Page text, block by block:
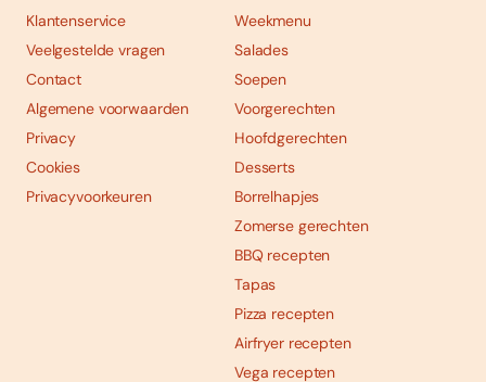
Klantenservice
Veelgestelde vragen
Contact
Algemene voorwaarden
Privacy
Cookies
Privacyvoorkeuren
Weekmenu
Salades
Soepen
Voorgerechten
Hoofdgerechten
Desserts
Borrelhapjes
Zomerse gerechten
BBQ recepten
Tapas
Pizza recepten
Airfryer recepten
Vega recepten